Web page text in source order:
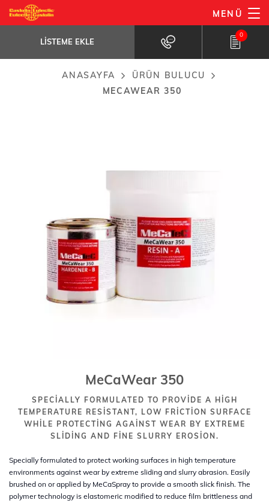
Ana
içeriğe
MENÜ
LISTEME EKLE
0
MeCaWear 350
LISTEME EKLE
Breadcrumb
ANASAYFA
ÜRÜN BULUCU
MECAWEAR 350
MeCaWear 350
SPECIALLY FORMULATED TO PROVIDE A HIGH
TEMPERATURE RESISTANT, LOW FRICTION SURFACE
WHILE PROTECTING AGAINST WEAR BY EXTREME
SLIDING AND FINE SLURRY EROSION.
Specially formulated to protect working surfaces in high temperature
environments against wear by extreme sliding and slurry abrasion. Easily
brushed on or applied by MeCaSpray to provide a smooth slick finish. The
polymer technology is elastomeric modified to reduce film brittleness and